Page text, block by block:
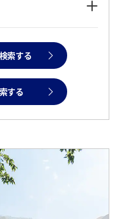
索する
する